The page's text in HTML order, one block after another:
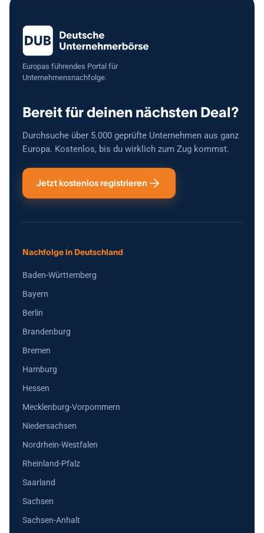
Europas führendes Portal für
Unternehmensnachfolge.
Bereit für deinen nächsten Deal?
Durchsuche über 5.000 geprüfte Unternehmen aus ganz
Europa. Kostenlos, bis du wirklich zum Zug kommst.
Jetzt kostenlos registrieren
Nachfolge in Deutschland
Baden-Württemberg
Bayern
Berlin
Brandenburg
Bremen
Hamburg
Hessen
Mecklenburg-Vorpommern
Niedersachsen
Nordrhein-Westfalen
Rheinland-Pfalz
Saarland
Sachsen
Sachsen-Anhalt